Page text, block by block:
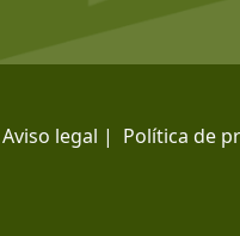
Aviso legal | Política de